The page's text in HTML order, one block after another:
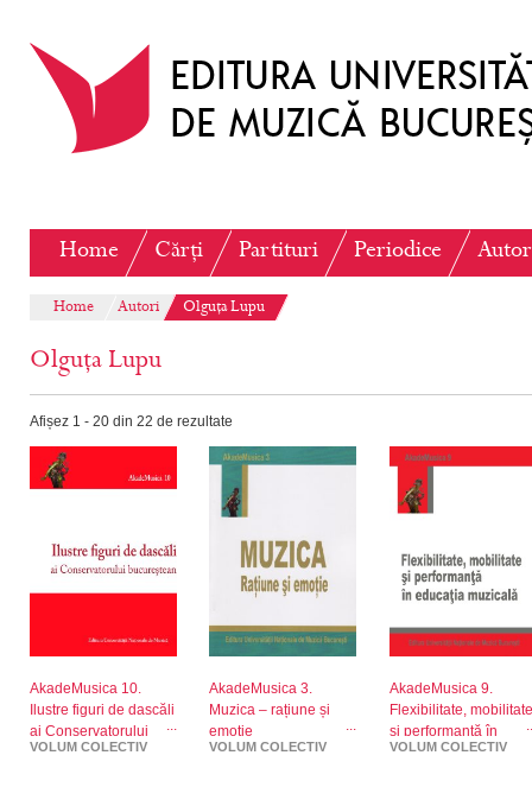
Home Cărți Partituri Periodice
Home Autori Olguța Lupu
Olguța Lupu
Afișez 1 - 20 din 22 de rezultate
AkadeMusica 10.
Ilustre figuri de dascăli
ai Conservatorului
bucureștean
VOLUM COLECTIV
AkadeMusica 3.
Muzica – rațiune și
emoție
VOLUM COLECTIV
AkadeMusica 9.
Flexibilitate, mobilitate
și performanță în
educația muzicală
VOLUM COLECTIV